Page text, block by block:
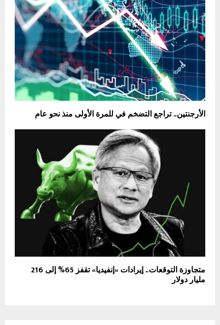
الأرجنتين.. تراجع التضخم في للمرة الأولى منذ نحو عام
متجاوزة التوقعات.. إيرادات «إنفيديا» تقفز 65% إلى 216
مليار دولار